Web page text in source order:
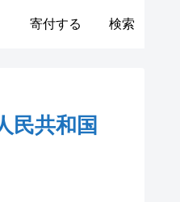
寄付する 検索
民共和国